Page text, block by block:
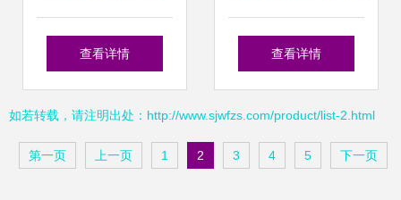
式豪华别墅实景赏
与奢华
查看详情
择专业公司？——
明智之选
查看详情
如若转载，请注明出处：http://www.sjwfzs.com/product/list-2.html
第一页 上一页 1 2 3 4 5 下一页